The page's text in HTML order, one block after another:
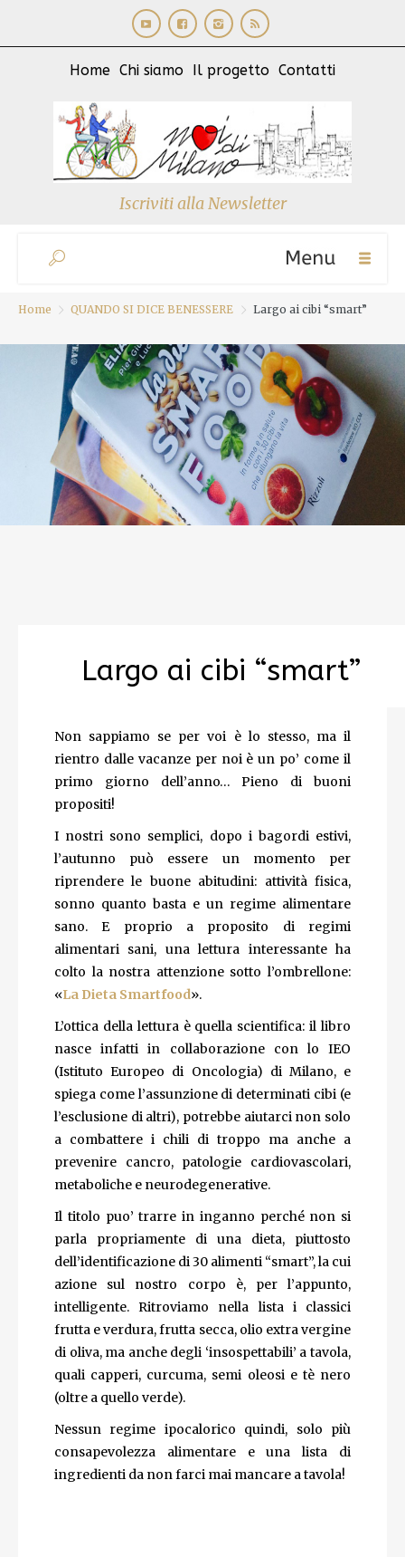
Home Chi siamo Il progetto Contatti
Iscriviti alla Newsletter
Home QUANDO SI DICE BENESSERE Largo ai cibi “smart”
Largo ai cibi “smart”
Non sappiamo se per voi è lo stesso, ma il
rientro dalle vacanze per noi è un po’ come il
primo giorno dell’anno… Pieno di buoni
propositi!
I nostri sono semplici, dopo i bagordi estivi,
l’autunno può essere un momento per
riprendere le buone abitudini: attività fisica,
sonno quanto basta e un regime alimentare
sano. E proprio a proposito di regimi
alimentari sani, una lettura interessante ha
colto la nostra attenzione sotto l’ombrellone:
«La Dieta Smartfood».
L’ottica della lettura è quella scientifica: il libro
nasce infatti in collaborazione con lo IEO
(Istituto Europeo di Oncologia) di Milano, e
spiega come l’assunzione di determinati cibi (e
l’esclusione di altri), potrebbe aiutarci non solo
a combattere i chili di troppo ma anche a
prevenire cancro, patologie cardiovascolari,
metaboliche e neurodegenerative.
Il titolo puo’ trarre in inganno perché non si
parla propriamente di una dieta, piuttosto
dell’identificazione di 30 alimenti “smart”, la cui
azione sul nostro corpo è, per l’appunto,
intelligente. Ritroviamo nella lista i classici
frutta e verdura, frutta secca, olio extra vergine
di oliva, ma anche degli ‘insospettabili’ a tavola,
quali capperi, curcuma, semi oleosi e tè nero
(oltre a quello verde).
Nessun regime ipocalorico quindi, solo più
consapevolezza alimentare e una lista di
ingredienti da non farci mai mancare a tavola!